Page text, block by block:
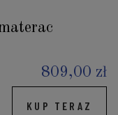
809,00 zł
KUP TERAZ